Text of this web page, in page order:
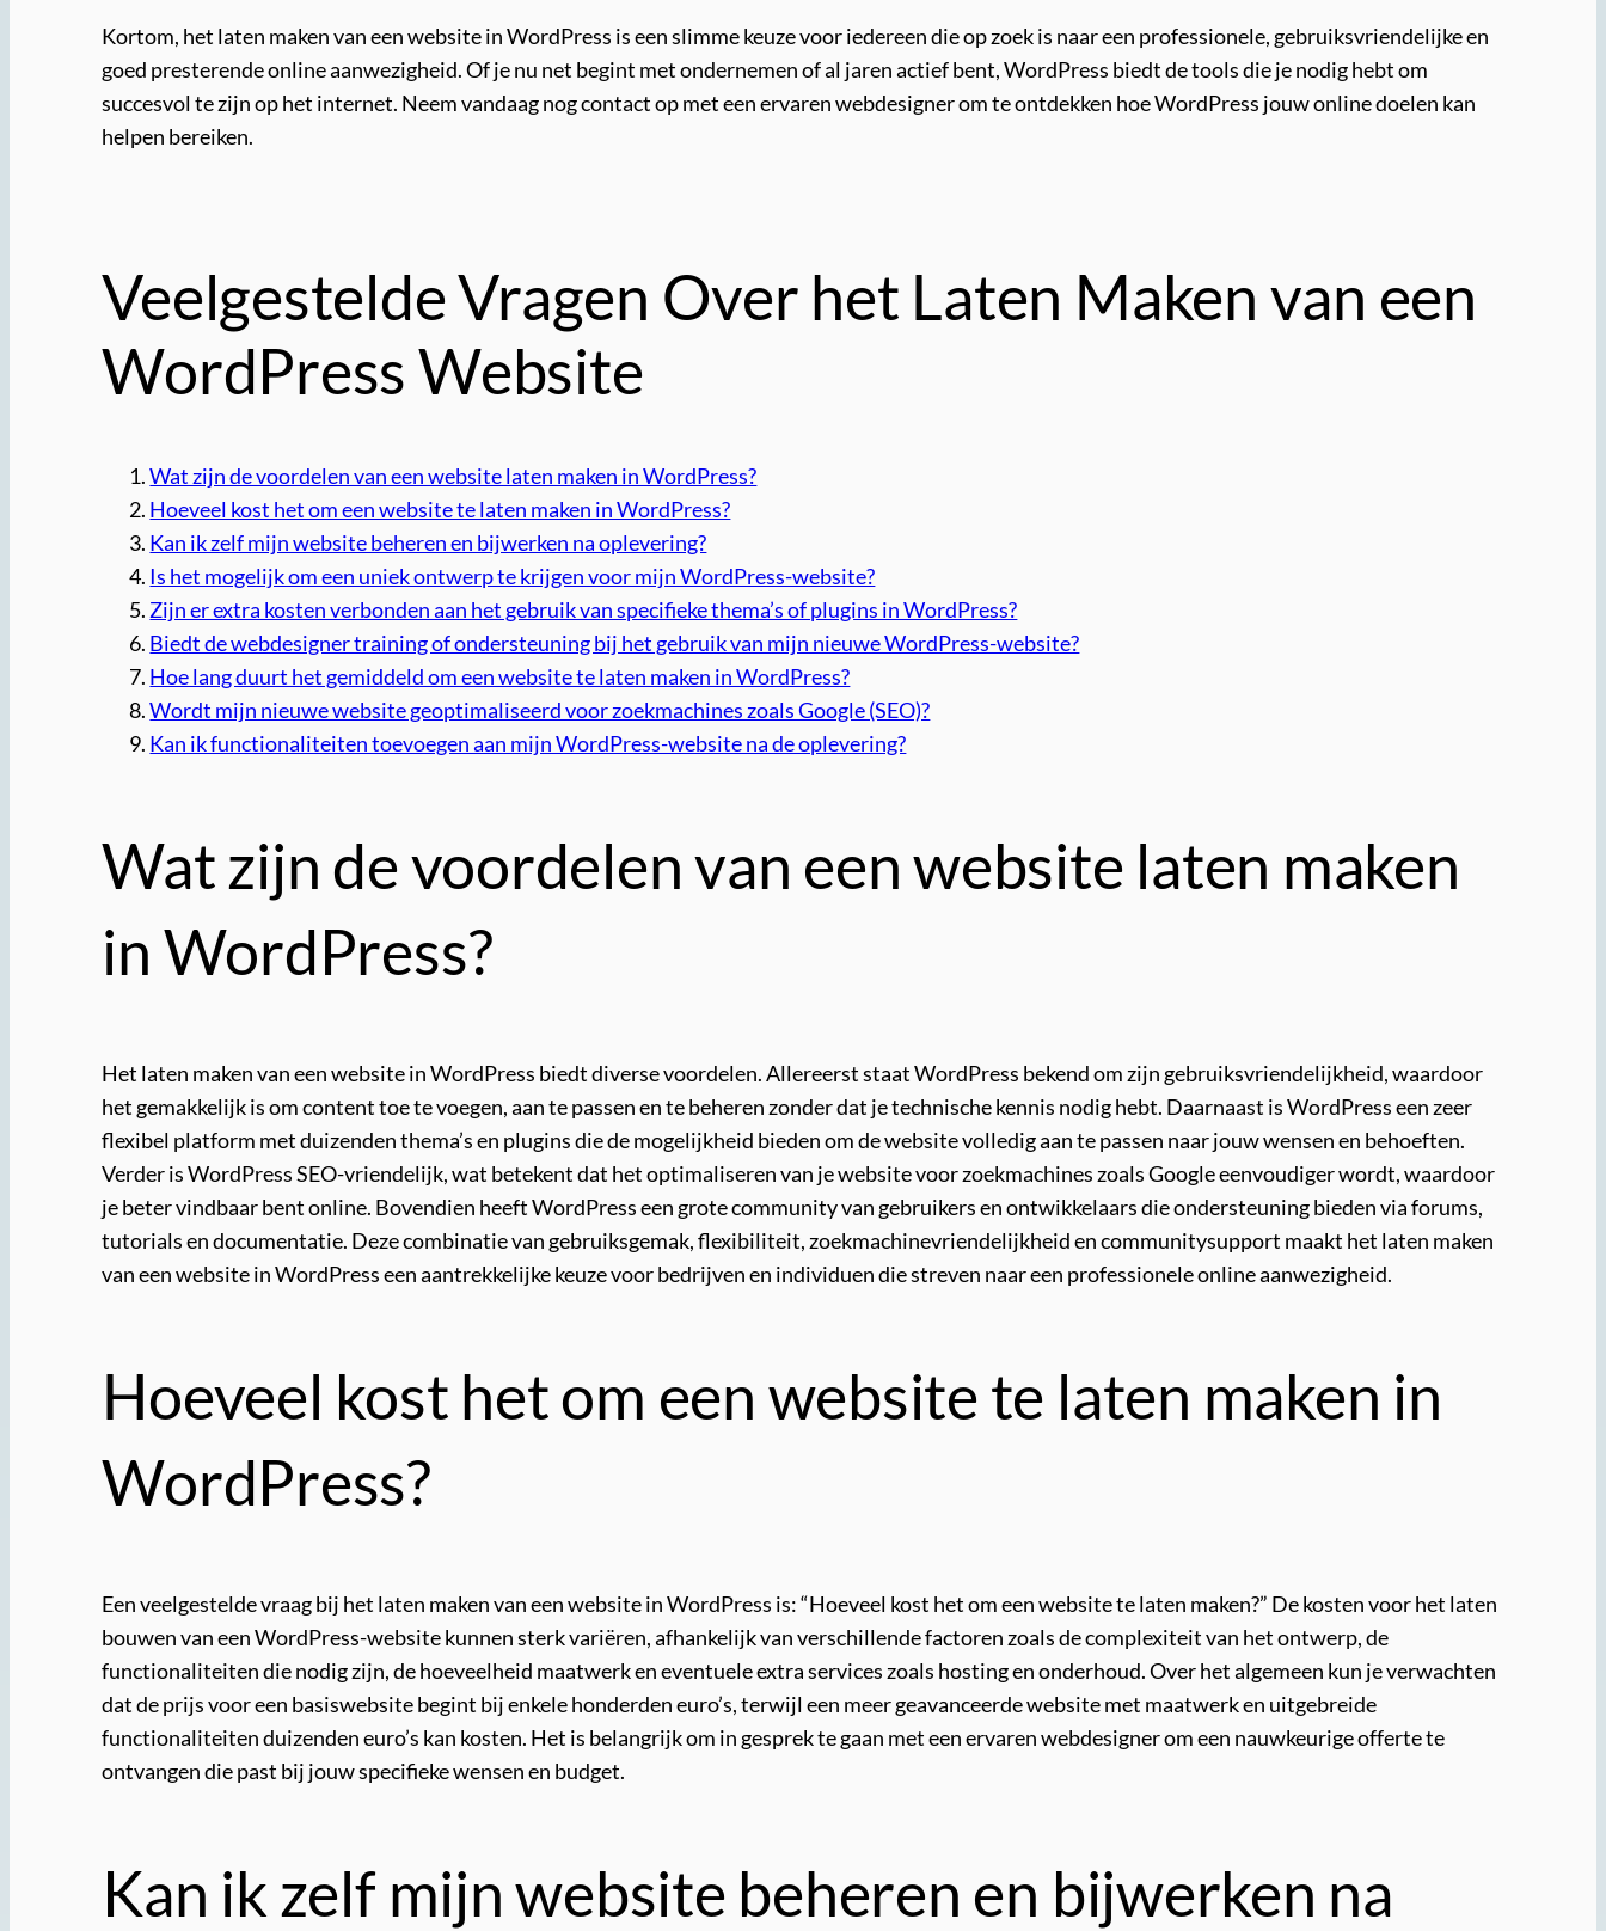
Kortom, het laten maken van een website in WordPress is een slimme keuze voor iedereen die op zoek is naar een professionele, gebruiksvriendelijke en
goed presterende online aanwezigheid. Of je nu net begint met ondernemen of al jaren actief bent, WordPress biedt de tools die je nodig hebt om
succesvol te zijn op het internet. Neem vandaag nog contact op met een ervaren webdesigner om te ontdekken hoe WordPress jouw online doelen kan
helpen bereiken.
Veelgestelde Vragen Over het Laten Maken van een
WordPress Website
Wat zijn de voordelen van een website laten maken in WordPress?
Hoeveel kost het om een website te laten maken in WordPress?
Kan ik zelf mijn website beheren en bijwerken na oplevering?
Is het mogelijk om een uniek ontwerp te krijgen voor mijn WordPress-website?
Zijn er extra kosten verbonden aan het gebruik van specifieke thema’s of plugins in WordPress?
Biedt de webdesigner training of ondersteuning bij het gebruik van mijn nieuwe WordPress-website?
Hoe lang duurt het gemiddeld om een website te laten maken in WordPress?
Wordt mijn nieuwe website geoptimaliseerd voor zoekmachines zoals Google (SEO)?
Kan ik functionaliteiten toevoegen aan mijn WordPress-website na de oplevering?
Wat zijn de voordelen van een website laten maken
in WordPress?
Het laten maken van een website in WordPress biedt diverse voordelen. Allereerst staat WordPress bekend om zijn gebruiksvriendelijkheid, waardoor
het gemakkelijk is om content toe te voegen, aan te passen en te beheren zonder dat je technische kennis nodig hebt. Daarnaast is WordPress een zeer
flexibel platform met duizenden thema’s en plugins die de mogelijkheid bieden om de website volledig aan te passen naar jouw wensen en behoeften.
Verder is WordPress SEO-vriendelijk, wat betekent dat het optimaliseren van je website voor zoekmachines zoals Google eenvoudiger wordt, waardoor
je beter vindbaar bent online. Bovendien heeft WordPress een grote community van gebruikers en ontwikkelaars die ondersteuning bieden via forums,
tutorials en documentatie. Deze combinatie van gebruiksgemak, flexibiliteit, zoekmachinevriendelijkheid en communitysupport maakt het laten maken
van een website in WordPress een aantrekkelijke keuze voor bedrijven en individuen die streven naar een professionele online aanwezigheid.
Hoeveel kost het om een website te laten maken in
WordPress?
Een veelgestelde vraag bij het laten maken van een website in WordPress is: “Hoeveel kost het om een website te laten maken?” De kosten voor het laten
bouwen van een WordPress-website kunnen sterk variëren, afhankelijk van verschillende factoren zoals de complexiteit van het ontwerp, de
functionaliteiten die nodig zijn, de hoeveelheid maatwerk en eventuele extra services zoals hosting en onderhoud. Over het algemeen kun je verwachten
dat de prijs voor een basiswebsite begint bij enkele honderden euro’s, terwijl een meer geavanceerde website met maatwerk en uitgebreide
functionaliteiten duizenden euro’s kan kosten. Het is belangrijk om in gesprek te gaan met een ervaren webdesigner om een nauwkeurige offerte te
ontvangen die past bij jouw specifieke wensen en budget.
Kan ik zelf mijn website beheren en bijwerken na